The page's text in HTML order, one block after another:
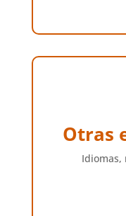
Otras
Idiomas,